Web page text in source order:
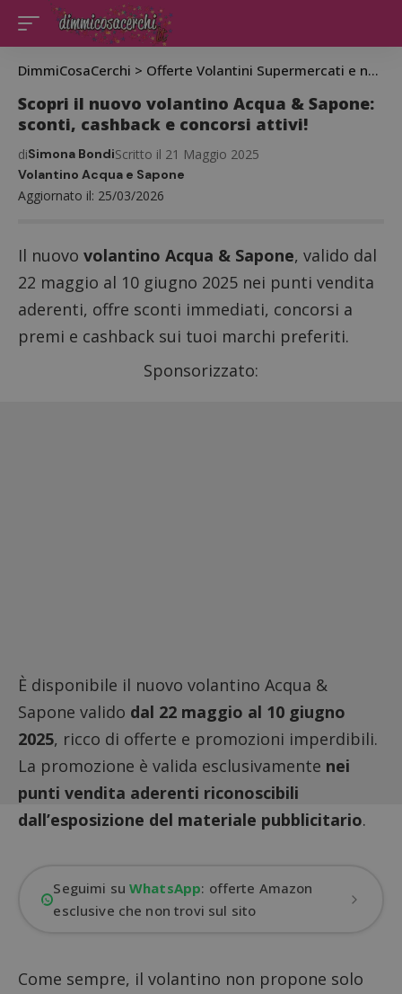
DimmiCosaCerchi > Offerte Volantini Supermercati e negozi
Scopri il nuovo volantino Acqua & Sapone:
sconti, cashback e concorsi attivi!
Aggiornato il: 25/03/2026
diSimona BondiScritto il 21 Maggio 2025
Volantino Acqua e Sapone
Il nuovo volantino Acqua & Sapone, valido dal
22 maggio al 10 giugno 2025 nei punti vendita
aderenti, offre sconti immediati, concorsi a
premi e cashback sui tuoi marchi preferiti.
Sponsorizzato:
È disponibile il nuovo volantino Acqua &
Sapone valido dal 22 maggio al 10 giugno
2025, ricco di offerte e promozioni imperdibili.
La promozione è valida esclusivamente nei
punti vendita aderenti riconoscibili
dall’esposizione del materiale pubblicitario.
Seguimi suWhatsApp: offerte Amazon
esclusive che non trovi sul sito
Come sempre, il volantino non propone solo